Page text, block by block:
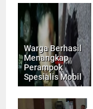
Warga Berhasil
Menangkap
Perampok
Spesialis Mobil